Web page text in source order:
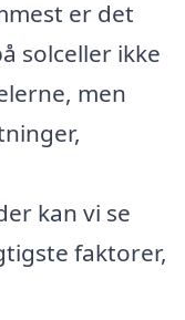
er det
solceller ikke
men
kan vi se
faktorer,